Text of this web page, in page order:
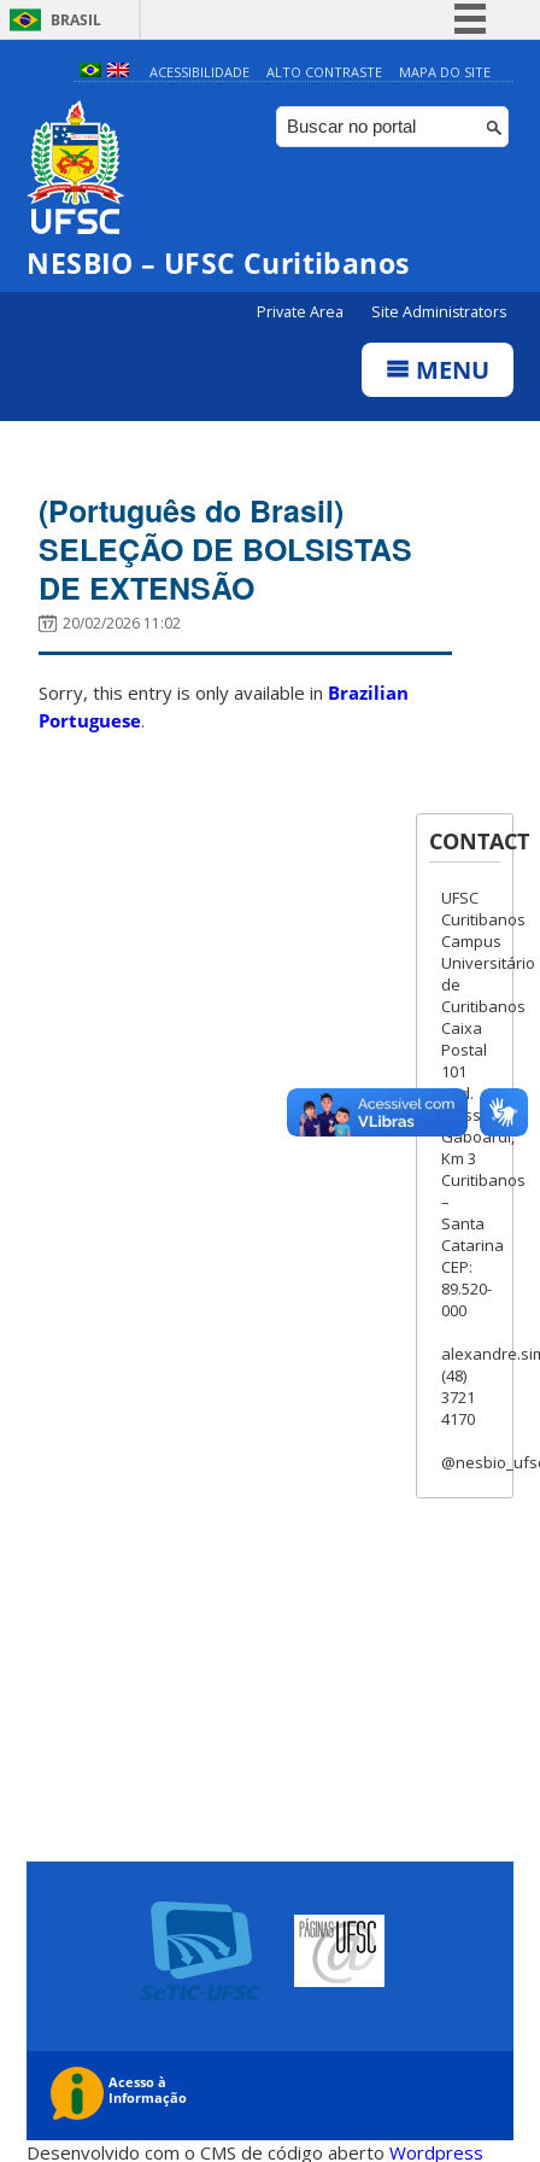
BRASIL
Simplifique!
Comunica BR
Participe
Canais
ACESSIBILIDADE ALTO CONTRASTE MAPA DO SITE
NESBIO – UFSC Curitibanos
Private Area Site Administrators
MENU
(Português do Brasil)
SELEÇÃO DE BOLSISTAS
DE EXTENSÃO
20/02/2026 11:02
Sorry, this entry is only available in Brazilian
Portuguese.
CONTACT
UFSC
Curitibanos
Campus
Universitário
de
Curitibanos
Caixa
Postal
101
Rod.
Ulysses
Gaboardi,
Km 3
Curitibanos
–
Santa
Catarina
CEP:
89.520-
000
(48)
3721
4170
Desenvolvido com o CMS de código abertoWordpress